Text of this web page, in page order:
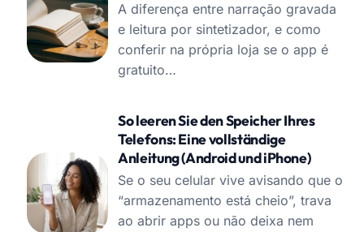
A diferença entre narração gravada
e leitura por sintetizador, e como
conferir na própria loja se o app é
gratuito…
So leeren Sie den Speicher Ihres
Telefons: Eine vollständige
Anleitung (Android und iPhone)
Se o seu celular vive avisando que o
“armazenamento está cheio”, trava
ao abrir apps ou não deixa nem